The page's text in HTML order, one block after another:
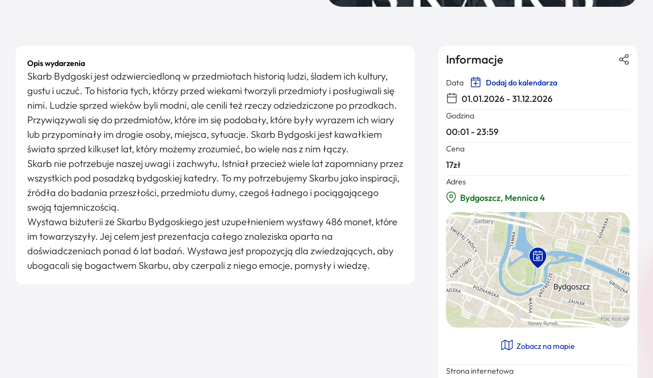
Opis wydarzenia
Skarb Bydgoski jest odzwierciedloną w przedmiotach historią ludzi, śladem ich kultury,
gustu i uczuć. To historia tych, którzy przed wiekami tworzyli przedmioty i posługiwali się
nimi. Ludzie sprzed wieków byli modni, ale cenili też rzeczy odziedziczone po przodkach.
Przywiązywali się do przedmiotów, które im się podobały, które były wyrazem ich wiary
lub przypominały im drogie osoby, miejsca, sytuacje. Skarb Bydgoski jest kawałkiem
świata sprzed kilkuset lat, który możemy zrozumieć, bo wiele nas z nim łączy.
Skarb nie potrzebuje naszej uwagi i zachwytu. Istniał przecież wiele lat zapomniany przez
wszystkich pod posadzką bydgoskiej katedry. To my potrzebujemy Skarbu jako inspiracji,
źródła do badania przeszłości, przedmiotu dumy, czegoś ładnego i pociągającego
swoją tajemniczością.
Wystawa biżuterii ze Skarbu Bydgoskiego jest uzupełnieniem wystawy 486 monet, które
im towarzyszyły. Jej celem jest prezentacja całego znaleziska oparta na
doświadczeniach ponad 6 lat badań. Wystawa jest propozycją dla zwiedzających, aby
ubogacali się bogactwem Skarbu, aby czerpali z niego emocje, pomysły i wiedzę.
Informacje
Data Dodaj do kalendarza
01.01.2026 - 31.12.2026
Godzina
00:01 - 23:59
Cena
17zł
Adres
Bydgoszcz, Mennica 4
Zobacz na mapie
Strona internetowa